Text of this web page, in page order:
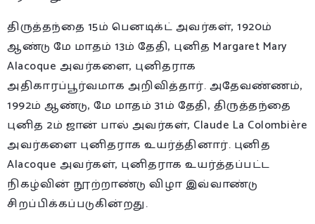
திருத்தந்தை 15ம் பெனடிக்ட் அவர்கள், 1920ம்
ஆண்டு மே மாதம் 13ம் தேதி, புனித Margaret Mary
Alacoque அவர்களை, புனிதராக
அதிகாரப்பூர்வமாக அறிவித்தார். அதேவண்ணம்,
1992ம் ஆண்டு, மே மாதம் 31ம் தேதி, திருத்தந்தை
புனித 2ம் ஜான் பால் அவர்கள், Claude La Colombière
அவர்களை புனிதராக உயர்த்தினார். புனித
Alacoque அவர்கள், புனிதராக உயர்த்தப்பட்ட
நிகழ்வின் நூற்றாண்டு விழா இவ்வாண்டு
சிறப்பிக்கப்படுகின்றது.